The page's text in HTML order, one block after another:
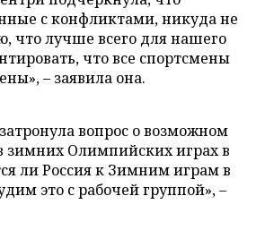
с конфликтами, никуда не
что лучше всего для нашего
что все спортсмены
– заявила она.
вопрос о возможном
зимних Олимпийских играх в
ли Россия к Зимним играм в
это с рабочей группой», –